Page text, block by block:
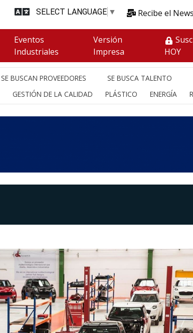
SELECT LANGUAGE ▼ Recibe el
Eventos
Industriales
Versión
Impresa
HOY
SE BUSCAN PROVEEDORES
SE BUSCA TALENTO
GESTIÓN DE LA CALIDAD PLÁSTICO ENERGÍA